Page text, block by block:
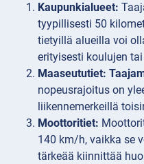
Kaupunkialueet:
tyypillisesti 50
tietyillä alueilla voi
erityisesti koulujen
Maaseututiet:
nopeusrajoitus on
liikennemerkeillä
Moottoritiet:
140 km/h, vaikka se
tärkeää kiinnittää